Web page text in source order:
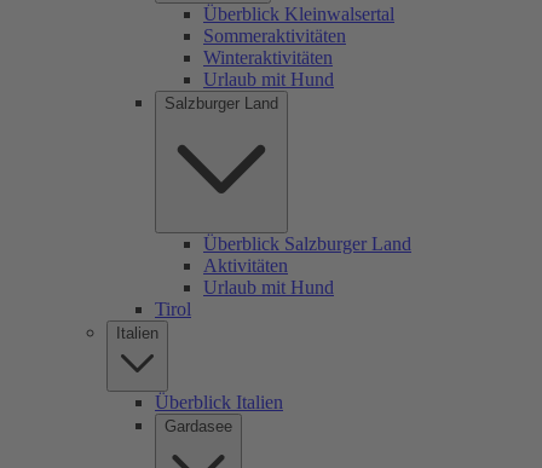
Überblick Kleinwalsertal
Sommeraktivitäten
Winteraktivitäten
Urlaub mit Hund
Salzburger Land
Überblick Salzburger Land
Aktivitäten
Urlaub mit Hund
Tirol
Italien
Überblick Italien
Gardasee